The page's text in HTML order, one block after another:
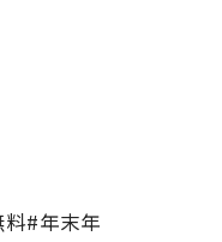
#年末年